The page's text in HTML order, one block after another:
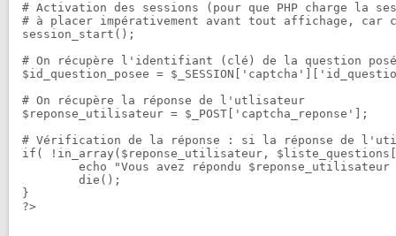
# Activation des sessions (pour que PHP charge la
# à placer impérativement avant tout affichage, car
session_start();
# On récupère l'identifiant (clé) de la question
$id_question_posee =
# On récupère la réponse de l'utlisateur
$reponse_utilisateur = $_POST['captcha_reponse'];
# Vérification de la réponse : si la réponse de
if( !in_array($reponse_utilisateur,
}